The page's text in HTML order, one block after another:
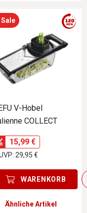
Sale
V-Hobel
COLLECT
15,99 €
29,95 €
WARENKORB
Ähnliche Artikel